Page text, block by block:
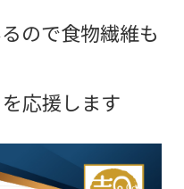
ので食物繊維も
応援します